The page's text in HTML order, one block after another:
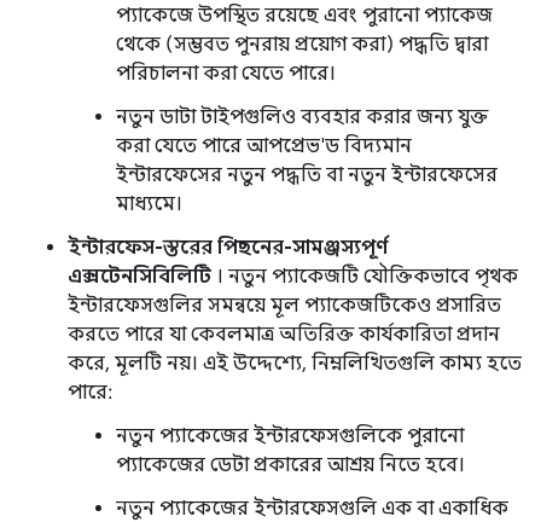
প্যাকেজে উপস্থিত রয়েছে এবং পুরানো প্যাকেজ
থেকে (সম্ভবত পুনরায় প্রয়োগ করা) পদ্ধতি দ্বারা
পরিচালনা করা যেতে পারে।
নতুন ডাটা টাইপগুলিও ব্যবহার করার জন্য যুক্ত
করা যেতে পারে আপপ্রেভ'ড বিদ্যমান
ইন্টারফেসের নতুন পদ্ধতি বা নতুন ইন্টারফেসের
মাধ্যমে।
ইন্টারফেস-স্তরের পিছনের-সামঞ্জস্যপূর্ণ
এক্সটেনসিবিলিটি । নতুন প্যাকেজটি যৌক্তিকভাবে পৃথক
ইন্টারফেসগুলির সমন্বয়ে মূল প্যাকেজটিকেও প্রসারিত
করতে পারে যা কেবলমাত্র অতিরিক্ত কার্যকারিতা প্রদান
করে, মূলটি নয়। এই উদ্দেশ্যে, নিম্নলিখিতগুলি কাম্য হতে
পারে:
নতুন প্যাকেজের ইন্টারফেসগুলিকে পুরানো
প্যাকেজের ডেটা প্রকারের আশ্রয় নিতে হবে।
নতুন প্যাকেজের ইন্টারফেসগুলি এক বা একাধিক